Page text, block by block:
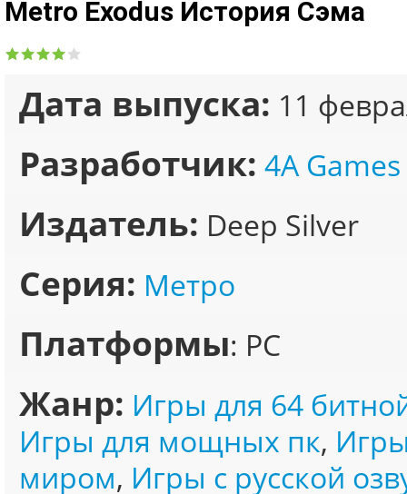
Metro Exodus История Сэма
Дата выпуска: 11
Разработчик: 4A Games
Издатель: Deep Silver
Серия: Метро
Платформы: PC
Жанр: Игры для 64
Игры для мощных пк,
миром, Игры с русской